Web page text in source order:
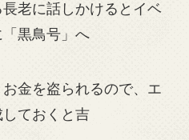
老に話しかけるとイベ
黒鳥号」へ
金を盗られるので、エ
ておくと吉